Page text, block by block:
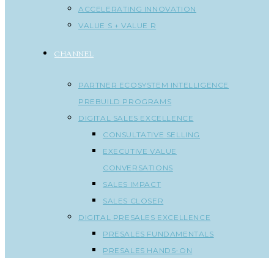
ACCELERATING INNOVATION
VALUE S + VALUE R
CHANNEL
PARTNER ECOSYSTEM INTELLIGENCE
PREBUILD PROGRAMS
DIGITAL SALES EXCELLENCE
CONSULTATIVE SELLING
EXECUTIVE VALUE
CONVERSATIONS
SALES IMPACT
SALES CLOSER
DIGITAL PRESALES EXCELLENCE
PRESALES FUNDAMENTALS
PRESALES HANDS-ON